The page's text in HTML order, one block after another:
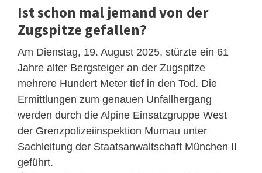
Ist schon mal jemand von der
Zugspitze gefallen?
Am Dienstag, 19. August 2025, stürzte ein 61
Jahre alter Bergsteiger an der Zugspitze
mehrere Hundert Meter tief in den Tod. Die
Ermittlungen zum genauen Unfallhergang
werden durch die Alpine Einsatzgruppe West
der Grenzpolizeiinspektion Murnau unter
Sachleitung der Staatsanwaltschaft München II
geführt.